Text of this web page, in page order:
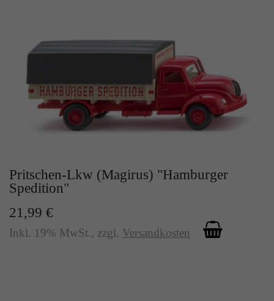
Pritschen-Lkw (Magirus) "Hamburger
Spedition"
21,99 €
Inkl. 19% MwSt., zzgl. Versandkosten